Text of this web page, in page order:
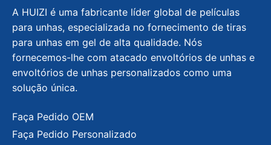
A HUIZI é uma fabricante líder global de películas
para unhas, especializada no fornecimento de tiras
para unhas em gel de alta qualidade. Nós
fornecemos-lhe com atacado envoltórios de unhas e
envoltórios de unhas personalizados como uma
solução única.
Faça Pedido OEM
Faça Pedido Personalizado